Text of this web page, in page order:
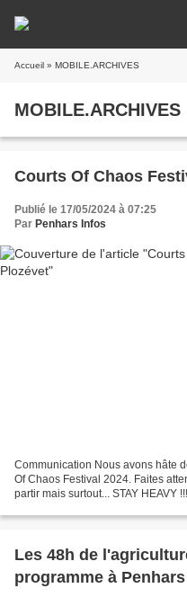
Accueil » MOBILE.ARCHIVES
MOBILE.ARCHIVES
Publié le 17/05/2024 à 07:25
Par Penhars Infos
Communication Nous avons hâte
Of Chaos Festival 2024. Faites
partir mais surtout... STAY HEAVY
Les 48h de
programme à